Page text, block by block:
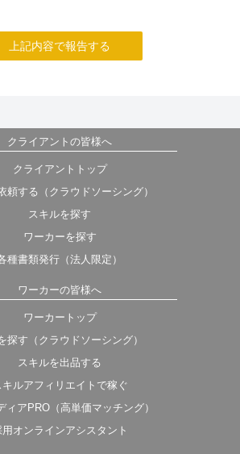
上記内容で報告する
クライアントの皆様へ
クライアントトップ
頼する（クラウドソーシング）
スキルを探す
ワーカーを探す
種書類発行（法人限定）
ワーカーの皆様へ
ワーカートップ
探す（クラウドソーシング）
スキルを出品する
キルアフィリエイトで稼ぐ
ィアPRO（高単価マッチング）
用オンラインアシスタント